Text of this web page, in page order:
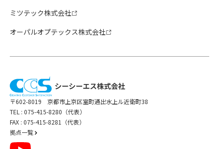
ミツテック株式会社
オーパルオプテックス株式会社
〒602-8019 京都市上京区室町通出水上ル近衛町38
TEL : 075-415-8280（代表）
FAX : 075-415-8281（代表）
拠点一覧